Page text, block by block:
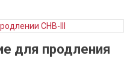
для продления